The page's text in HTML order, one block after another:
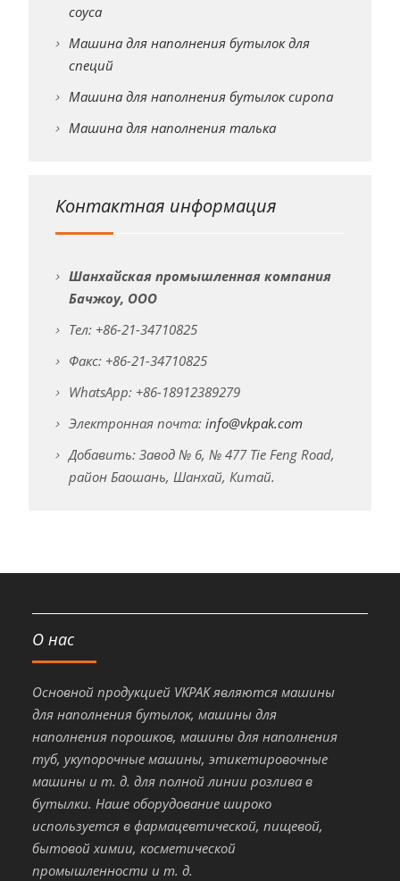
соуса
Машина для наполнения бутылок для
специй
Машина для наполнения бутылок сиропа
Машина для наполнения талька
Контактная информация
Шанхайская промышленная компания
Бачжоу, ООО
Тел: +86-21-34710825
Факс: +86-21-34710825
WhatsApp: +86-18912389279
Электронная почта: info@vkpak.com
Добавить: Завод № 6, № 477 Tie Feng Road,
район Баошань, Шанхай, Китай.
О нас
Основной продукцией VKPAK являются машины
для наполнения бутылок, машины для
наполнения порошков, машины для наполнения
туб, укупорочные машины, этикетировочные
машины и т. д. для полной линии розлива в
бутылки. Наше оборудование широко
используется в фармацевтической, пищевой,
бытовой химии, косметической
промышленности и т. д.